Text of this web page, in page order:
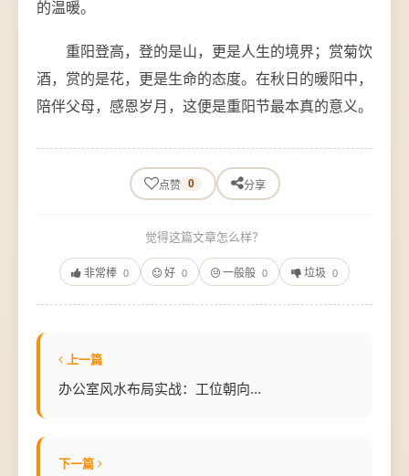
的温暖。
重阳登高，登的是山，更是人生的境界；赏菊饮
酒，赏的是花，更是生命的态度。在秋日的暖阳中，
陪伴父母，感恩岁月，这便是重阳节最本真的意义。
点赞 0 分享
觉得这篇文章怎么样？
非常棒 0 好 0 一般般 0 垃圾 0
上一篇
办公室风水布局实战：工位朝向...
下一篇